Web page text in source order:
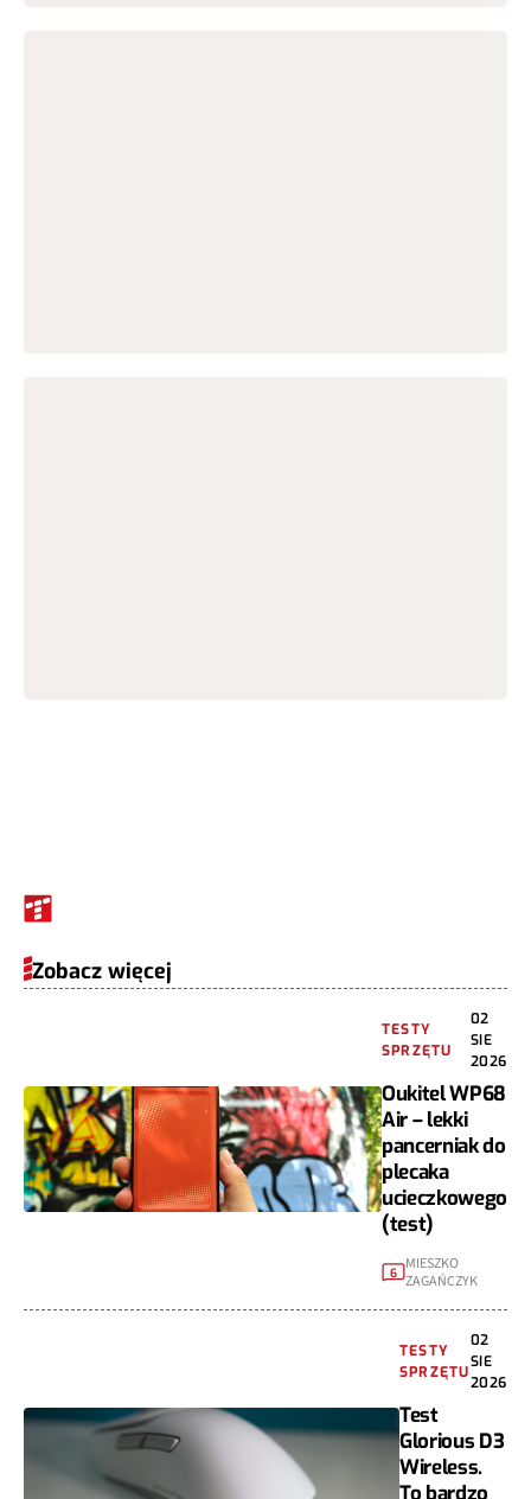
Zobacz więcej
TESTY
SPRZĘTU
02
SIE
2026
Oukitel WP68
Air – lekki
pancerniak do
plecaka
ucieczkowego
(test)
6
MIESZKO
ZAGAŃCZYK
TESTY
SPRZĘTU
02
SIE
2026
Test
Glorious D3
Wireless.